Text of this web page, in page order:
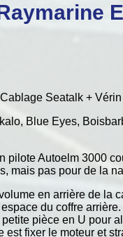
Seatalk +
Blue Eyes,
pilote Autoelm 3000
mais pas pour de la
en arrière de la
du coffre
pièce en U pour
fixer le moteur et